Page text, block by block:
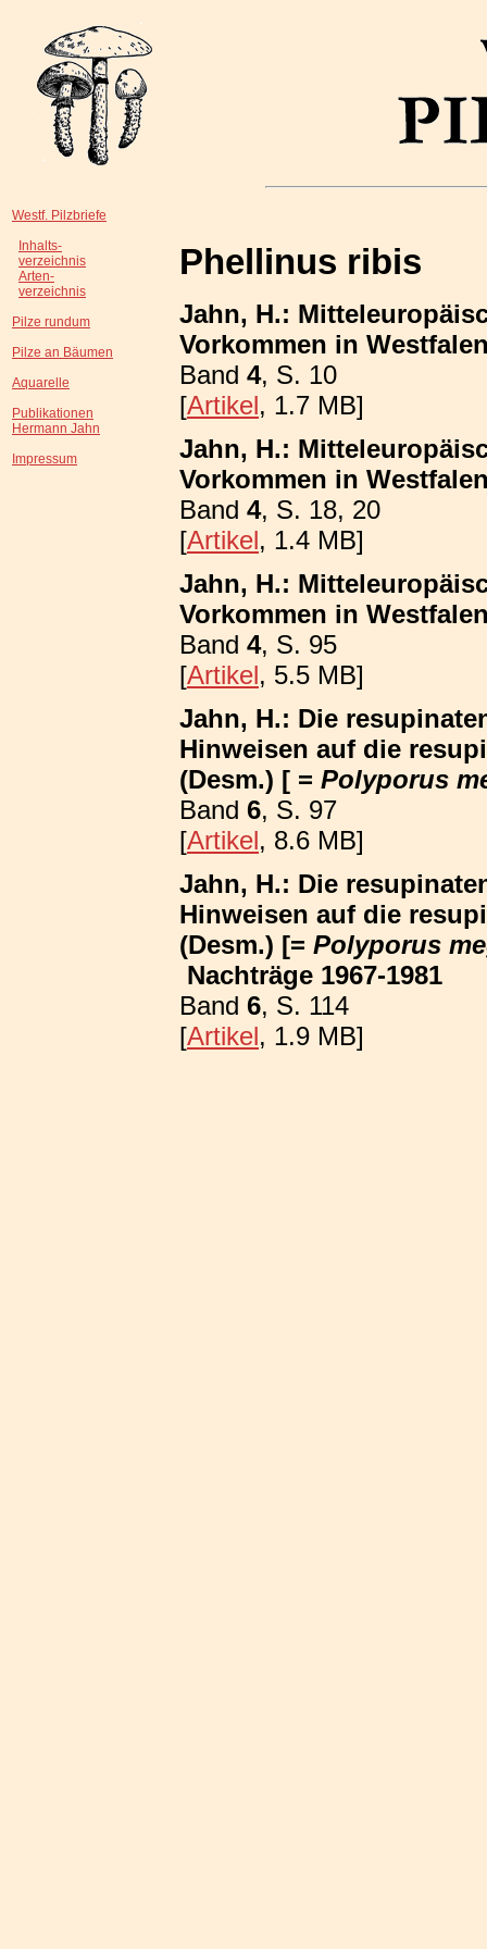
Westf. Pilzbriefe
Inhalts-
verzeichnis
Arten-
verzeichnis
Pilze rundum
Pilze an Bäumen
Aquarelle
Publikationen
Hermann Jahn
Impressum
Phellinus ribis
Jahn, H.:
Vorkommen in
Band 4, S. 10
[Artikel, 1.7 MB]
Jahn, H.:
Vorkommen in
Band 4, S. 18, 20
[Artikel, 1.4 MB]
Jahn, H.:
Vorkommen in
Band 4, S. 95
[Artikel, 5.5 MB]
Jahn, H.: Die
Hinweisen auf die
(Desm.) [ = Polyporus
Band 6, S. 97
[Artikel, 8.6 MB]
Jahn, H.: Die
Hinweisen auf die
(Desm.) [= Polyporus
Nachträge 1967-1981
Band 6, S. 114
[Artikel, 1.9 MB]